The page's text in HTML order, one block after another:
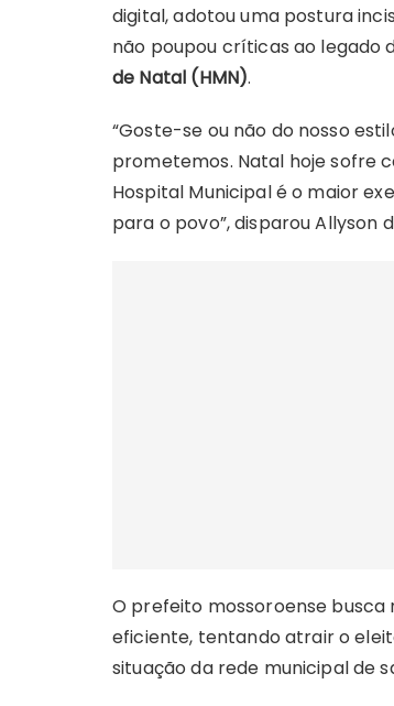
digital, adotou uma postura
não poupou críticas ao legado
de Natal (HMN).
“Goste-se ou não do nosso
prometemos. Natal hoje sofre
Hospital Municipal é o maior
para o povo”, disparou Allyson
O prefeito mossoroense busca
eficiente, tentando atrair o
situação da rede municipal de